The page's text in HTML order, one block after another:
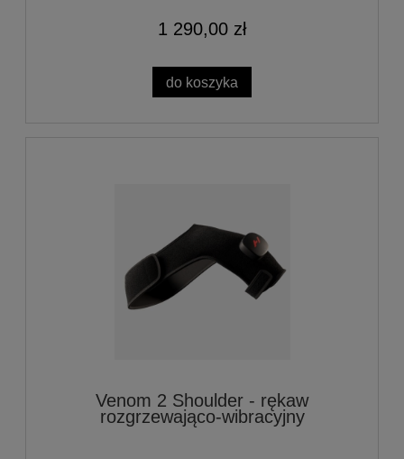
1 290,00 zł
do koszyka
Venom 2 Shoulder - rękaw
rozgrzewająco-wibracyjny